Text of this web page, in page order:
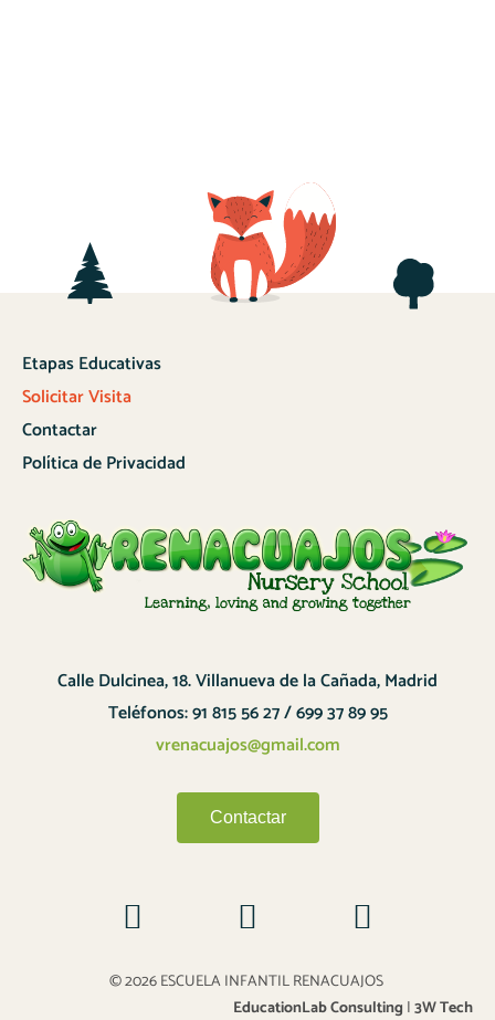
Etapas Educativas
Solicitar Visita
Contactar
Política de Privacidad
Calle Dulcinea, 18. Villanueva de la Cañada, Madrid
Teléfonos: 91 815 56 27 / 699 37 89 95
vrenacuajos@gmail.com
Contactar
© 2026 ESCUELA INFANTIL RENACUAJOS
EducationLab Consulting |3W Tech